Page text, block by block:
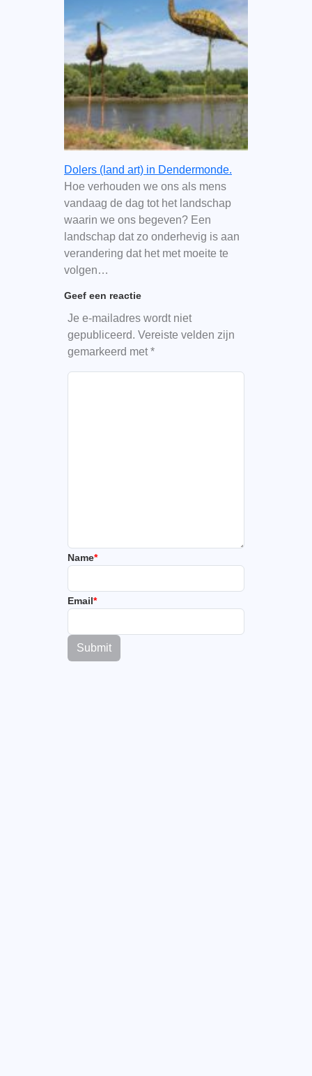
Dolers (land art) in Dendermonde.
Hoe verhouden we ons als mens
vandaag de dag tot het landschap
waarin we ons begeven? Een
landschap dat zo onderhevig is aan
verandering dat het met moeite te
volgen…
Geef een reactie
Je e-mailadres wordt niet
gepubliceerd. Vereiste velden zijn
gemarkeerd met*
Name*
Email*